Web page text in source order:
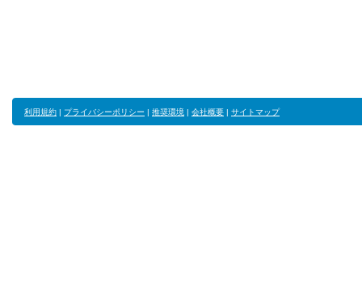
利用規約 | プライバシーポリシー | 推奨環境 | 会社概要 | サイトマップ